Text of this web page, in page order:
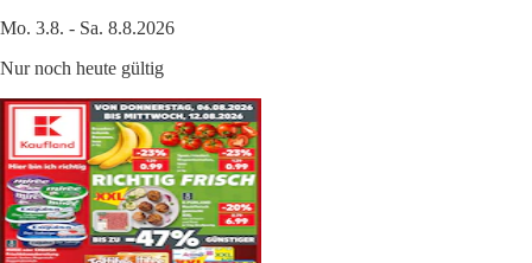
Mo. 3.8. - Sa. 8.8.2026
Nur noch heute gültig